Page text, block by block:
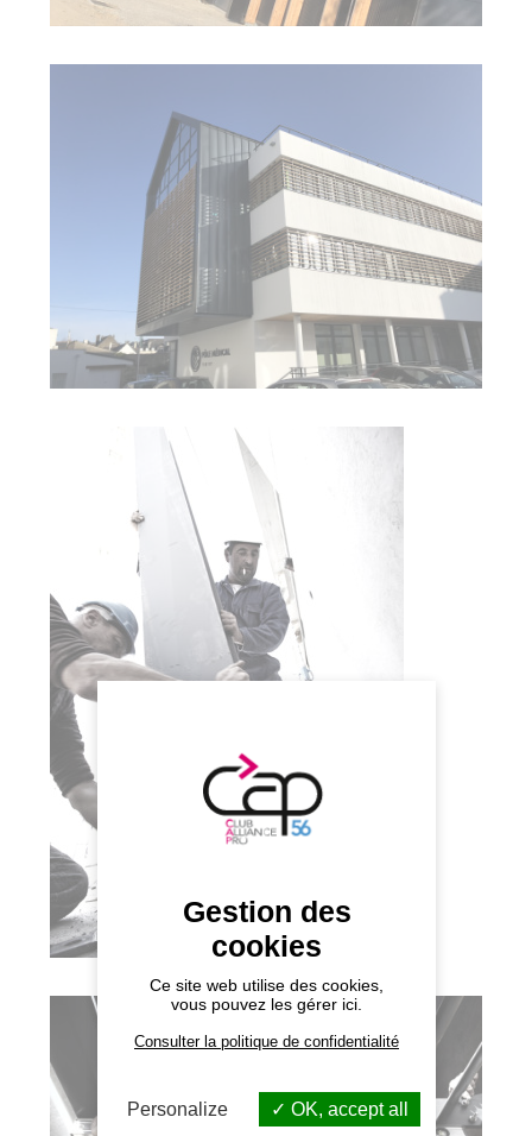
Gestion des
cookies
Ce site web utilise des cookies,
vous pouvez les gérer ici.
Consulter la politique de confidentialité
Personalize OK, accept all